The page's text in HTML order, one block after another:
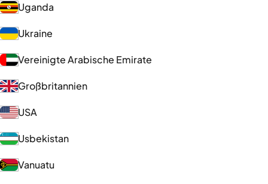
Uganda
Ukraine
Vereinigte Arabische Emirate
Großbritannien
USA
Usbekistan
Vanuatu